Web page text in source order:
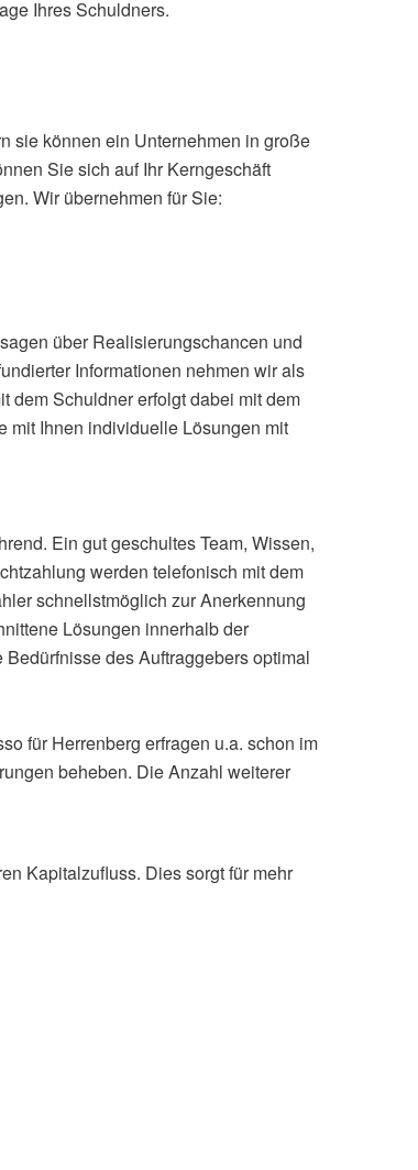
Ihres Schuldners.
sie können ein Unternehmen in große
Sie sich auf Ihr Kerngeschäft
Wir übernehmen für Sie:
über Realisierungschancen und
Informationen nehmen wir als
dem Schuldner erfolgt dabei mit dem
mit Ihnen individuelle Lösungen mit
Ein gut geschultes Team, Wissen,
werden telefonisch mit dem
schnellstmöglich zur Anerkennung
Lösungen innerhalb der
des Auftraggebers optimal
für Herrenberg erfragen u.a. schon im
beheben. Die Anzahl weiterer
Kapitalzufluss. Dies sorgt für mehr